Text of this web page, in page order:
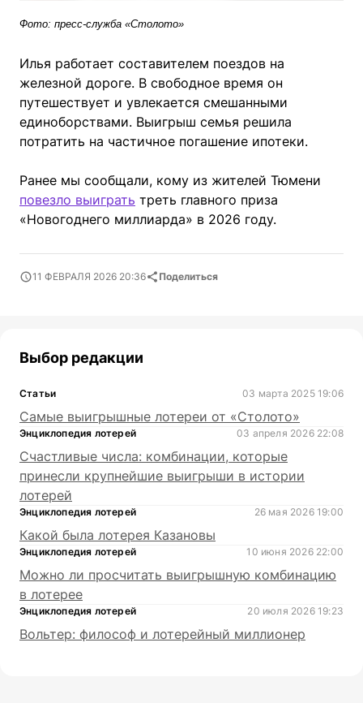
Фото: пресс-служба «Столото»
Илья работает составителем поездов на
железной дороге. В свободное время он
путешествует и увлекается смешанными
единоборствами. Выигрыш семья решила
потратить на частичное погашение ипотеки.
Ранее мы сообщали, кому из жителей Тюмени
повезло выиграть треть главного приза
«Новогоднего миллиарда» в 2026 году.
11 ФЕВРАЛЯ 2026 20:36 Поделиться
Выбор редакции
Статьи 03 марта 2025 19:06
Самые выигрышные лотереи от «Столото»
Энциклопедия лотерей 03 апреля 2026 22:08
Счастливые числа: комбинации, которые
принесли крупнейшие выигрыши в истории
лотерей
Энциклопедия лотерей 26 мая 2026 19:00
Какой была лотерея Казановы
Энциклопедия лотерей 10 июня 2026 22:00
Можно ли просчитать выигрышную комбинацию
в лотерее
Энциклопедия лотерей 20 июля 2026 19:23
Вольтер: философ и лотерейный миллионер